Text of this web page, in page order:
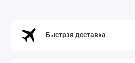
Быстрая доставка